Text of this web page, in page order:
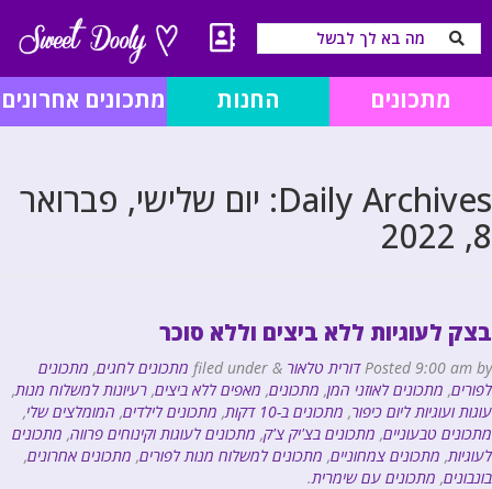
מתכונים החנות מתכונים אחרונים
Daily Archives: יום שלישי, פברואר
8, 2022
בצק לעוגיות ללא ביצים וללא סוכר
Posted9:00 am by דורית טלאור & מתכונים לחגים, מתכונים
לפורים, מתכונים לאוזני המן, מתכונים, מאפים ללא ביצים, רעיונות למשלוח מנות,
עוגות ועוגיות ליום כיפור, מתכונים ב-10 דקות , מתכונים לילדים, המומלצים שלי,
מתכונים טבעוניים, מתכונים בצ'יק צ'ק, מתכונים לעוגות וקינוחים פרווה, מתכונים
לעוגיות, מתכונים צמחוניים, מתכונים למשלוח מנות לפורים, מתכונים אחרונים,
בונבונים, מתכונים עם שימרית.